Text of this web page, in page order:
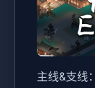
主线&支线